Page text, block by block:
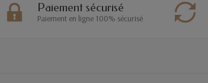
Paiement sécurisé
Paiement en ligne 100% sécurisé